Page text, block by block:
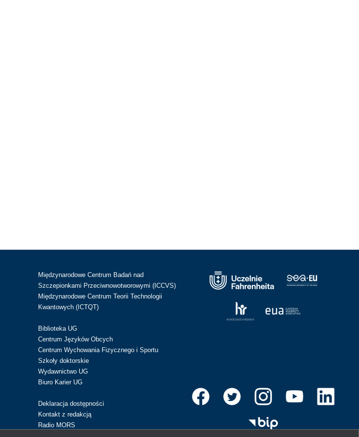
Międzynarodowe Centrum Badań nad
Szczepionkami Przeciwnowotworowymi (ICCVS)
Międzynarodowe Centrum Teorii Technologii
Kwantowych (ICTQT)
Biblioteka UG
Centrum Języków Obcych
Centrum Wychowania Fizycznego i Sportu
Szkoły doktorskie
Wydawnictwo UG
Biuro Karier UG
Deklaracja dostępności
Kontakt z redakcją
Radio MORS